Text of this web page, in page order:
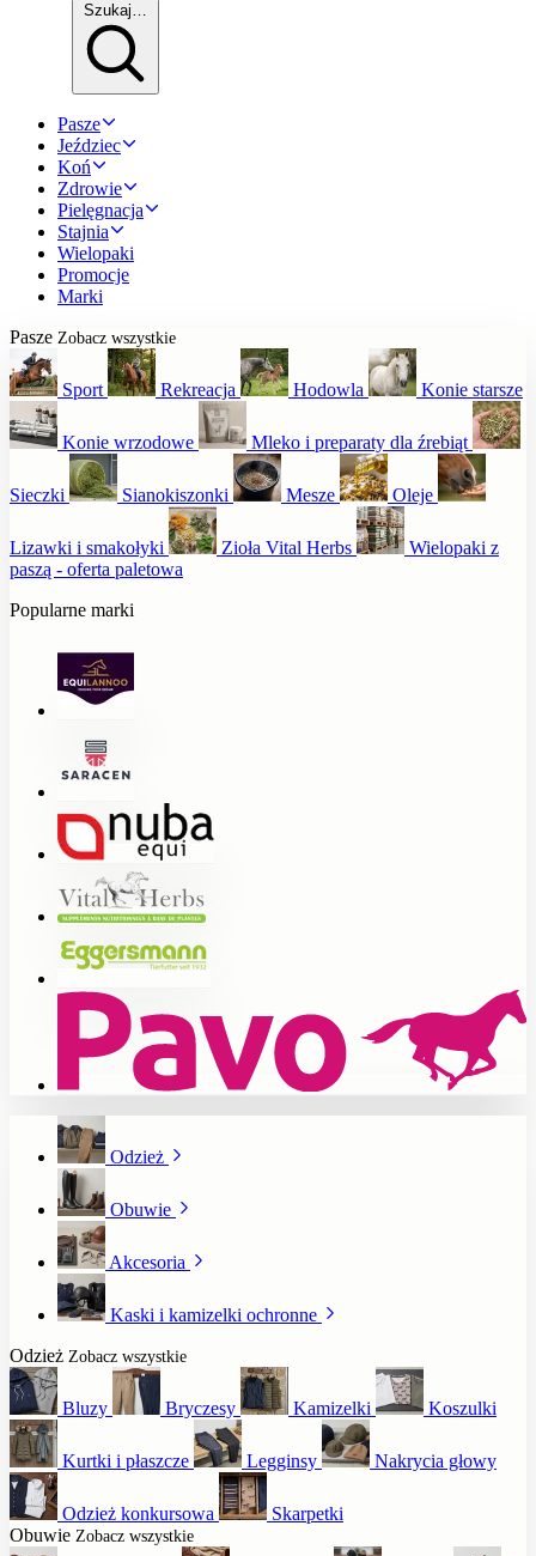
Szukaj…
Pasze
Jeździec
Koń
Zdrowie
Pielęgnacja
Stajnia
Wielopaki
Promocje
Marki
Pasze Zobacz wszystkie
Sport Rekreacja Hodowla Konie starsze
Konie wrzodowe Mleko i preparaty dla źrebiąt
Sieczki Sianokiszonki Mesze Oleje
Lizawki i smakołyki Zioła Vital Herbs
Wielopaki z
paszą - oferta paletowa
Popularne marki
Odzież
Obuwie
Akcesoria
Kaski i kamizelki ochronne
Odzież Zobacz wszystkie
Bluzy Bryczesy Kamizelki Koszulki
Kurtki i płaszcze Legginsy Nakrycia głowy
Odzież konkursowa
Skarpetki
Obuwie Zobacz wszystkie